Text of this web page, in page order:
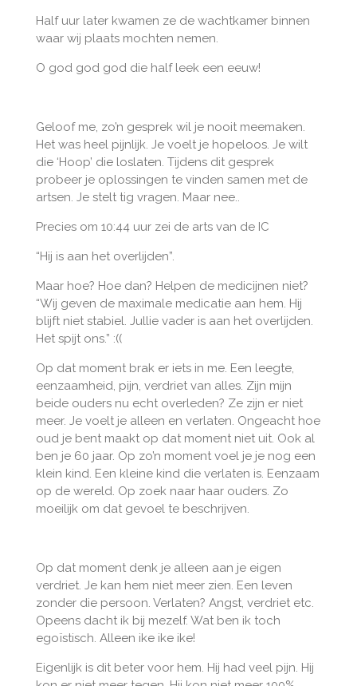
Half uur later kwamen ze de wachtkamer binnen
waar wij plaats mochten nemen.
O god god god die half leek een eeuw!
Geloof me, zo’n gesprek wil je nooit meemaken.
Het was heel pijnlijk. Je voelt je hopeloos. Je wilt
die ‘Hoop’ die loslaten. Tijdens dit gesprek
probeer je oplossingen te vinden samen met de
artsen. Je stelt tig vragen. Maar nee..
Precies om 10:44 uur zei de arts van de IC
“Hij is aan het overlijden”.
Maar hoe? Hoe dan? Helpen de medicijnen niet?
“Wij geven de maximale medicatie aan hem. Hij
blijft niet stabiel. Jullie vader is aan het overlijden.
Het spijt ons.” :((
Op dat moment brak er iets in me. Een leegte,
eenzaamheid, pijn, verdriet van alles. Zijn mijn
beide ouders nu echt overleden? Ze zijn er niet
meer. Je voelt je alleen en verlaten. Ongeacht hoe
oud je bent maakt op dat moment niet uit. Ook al
ben je 60 jaar. Op zo’n moment voel je je nog een
klein kind. Een kleine kind die verlaten is. Eenzaam
op de wereld. Op zoek naar haar ouders. Zo
moeilijk om dat gevoel te beschrijven.
Op dat moment denk je alleen aan je eigen
verdriet. Je kan hem niet meer zien. Een leven
zonder die persoon. Verlaten? Angst, verdriet etc.
Opeens dacht ik bij mezelf. Wat ben ik toch
egoïstisch. Alleen ike ike ike!
Eigenlijk is dit beter voor hem. Hij had veel pijn. Hij